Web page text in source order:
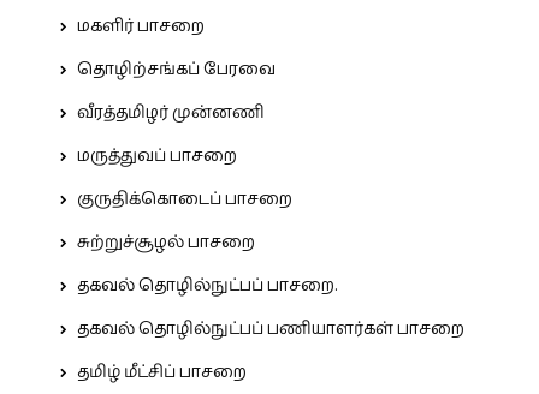
மகளிர் பாசறை
தொழிற்சங்கப் பேரவை
வீரத்தமிழர் முன்னணி
மருத்துவப் பாசறை
குருதிக்கொடைப் பாசறை
சுற்றுச்சூழல் பாசறை
தகவல் தொழில்நுட்பப் பாசறை.
தகவல் தொழில்நுட்பப் பணியாளர்கள் பாசறை
தமிழ் மீட்சிப் பாசறை